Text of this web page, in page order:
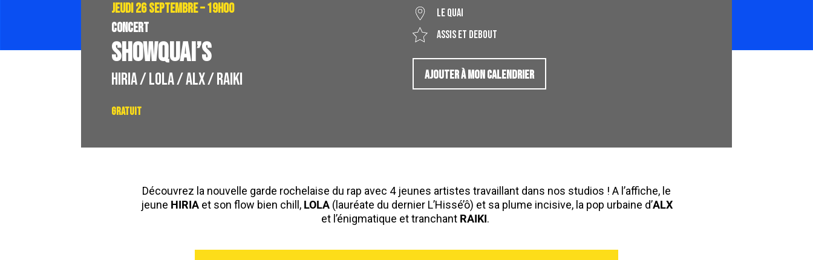
JEUDI 26 SEPTEMBRE – 19H00
CONCERT
SHOWQUAI’S
HIRIA / LOLA / ALX / RAIKI
Gratuit
LE QUAI
Assis et debout
AJOUTER À MON CALENDRIER
Découvrez la nouvelle garde rochelaise du rap avec 4 jeunes artistes travaillant dans nos studios ! A l’affiche, le
jeune HIRIAet son flow bien chill, LOLA (lauréate du dernier L’Hissé’ô) et sa plume incisive, la pop urbaine d’ALX
et l’énigmatique et tranchant RAIKI.